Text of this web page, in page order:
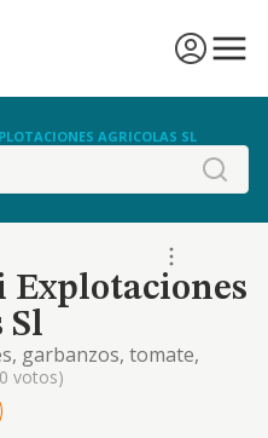
AGRICOLAS SL
Sl
garbanzos, tomate,
y nogal.
votos)